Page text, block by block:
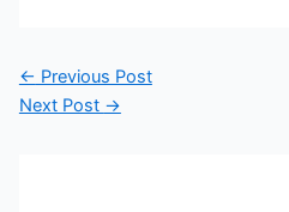
← Previous Post
Next Post →